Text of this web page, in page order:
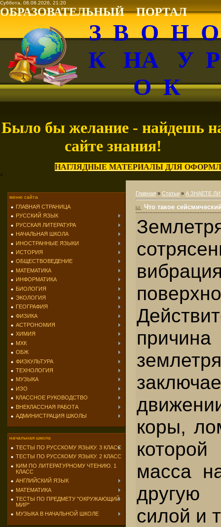
Суббота, 08.08.2026, 21:20
ОБРАЗОВАТЕЛЬНЫЙ ПОРТАЛ
З В О Н
К НА У
О К
Было бы желание - найдешь
сайте знания!
НАГЛЯДНЫЕ МАТЕРИАЛЫ ДЛЯ
<
меню сайта
ГЛАВНАЯ СТРАНИЦА
РУССКИЙ ЯЗЫК
РУССКАЯ ЛИТЕРАТУРА
НАЧАЛЬНАЯ ШКОЛА
ИНОСТРАННЫЕ ЯЗЫКИ
ИСТОРИЯ
ОБЩЕСТВОВЕДЕНИЕ
МАТЕМАТИКА
ИНФОРМАТИКА
БИОЛОГИЯ
ЭКОЛОГИЯ
ГЕОГРАФИЯ
ФИЗИКА
АСТРОНОМИЯ
ХИМИЯ
МХК
ОБЖ
ФИЗКУЛЬТУРА
ТЕХНОЛОГИЯ
МУЗЫКА
ИЗО
КЛАССНОЕ РУКОВОДСТВО
ВНЕКЛАССНАЯ РАБОТА
АДМИНИСТРАЦИЯ ШКОЛЫ
начальная школа
ТЕСТЫ ПО РУССКОМУ ЯЗЫКУ. 3 КЛАСС
ТЕСТЫ ПО РУССКОМУ ЯЗЫКУ. 2 КЛАСС
КИМ ПО ЛИТЕРАТУРНОМУ ЧТЕНИЮ. 1
КЛАСС
АНГЛИЙСКИЙ ЯЗЫК
МАТЕМАТИКА
ТЕСТЫ ПО ПРЕДМЕТУ "ОКРУЖАЮЩИЙ
МИР"
МУЗЫКА В НАЧАЛЬНОЙ ШКОЛЕ
Главная » Статьи » А ЗНАЕТЕ
Что такое
причи­на
коры,
масса
силой и